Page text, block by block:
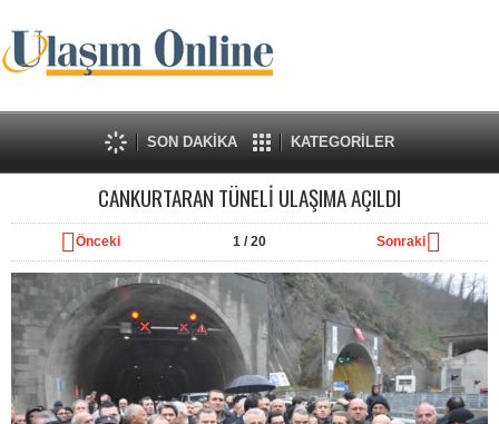
SON DAKİKA KATEGORİLER
CANKURTARAN TÜNELİ ULAŞIMA AÇILDI
Önceki 1/ 20 Sonraki